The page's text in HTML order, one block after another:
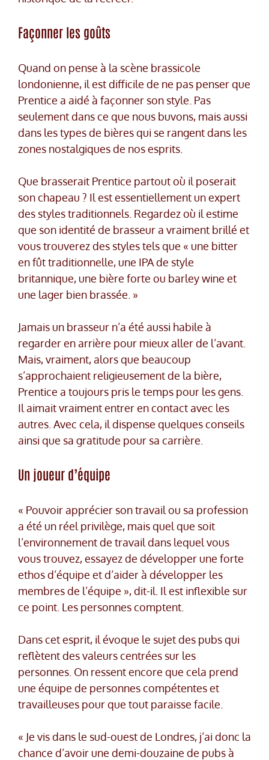
Façonner les goûts
Quand on pense à la scène brassicole
londonienne, il est difficile de ne pas penser que
Prentice a aidé à façonner son style. Pas
seulement dans ce que nous buvons, mais aussi
dans les types de bières qui se rangent dans les
zones nostalgiques de nos esprits.
Que brasserait Prentice partout où il poserait
son chapeau ? Il est essentiellement un expert
des styles traditionnels. Regardez où il estime
que son identité de brasseur a vraiment brillé et
vous trouverez des styles tels que « une bitter
en fût traditionnelle, une IPA de style
britannique, une bière forte ou barley wine et
une lager bien brassée. »
Jamais un brasseur n’a été aussi habile à
regarder en arrière pour mieux aller de l’avant.
Mais, vraiment, alors que beaucoup
s’approchaient religieusement de la bière,
Prentice a toujours pris le temps pour les gens.
Il aimait vraiment entrer en contact avec les
autres. Avec cela, il dispense quelques conseils
ainsi que sa gratitude pour sa carrière.
Un joueur d’équipe
« Pouvoir apprécier son travail ou sa profession
a été un réel privilège, mais quel que soit
l’environnement de travail dans lequel vous
vous trouvez, essayez de développer une forte
ethos d’équipe et d’aider à développer les
membres de l’équipe », dit-il. Il est inflexible sur
ce point. Les personnes comptent.
Dans cet esprit, il évoque le sujet des pubs qui
reflètent des valeurs centrées sur les
personnes. On ressent encore que cela prend
une équipe de personnes compétentes et
travailleuses pour que tout paraisse facile.
« Je vis dans le sud-ouest de Londres, j’ai donc la
chance d’avoir une demi-douzaine de pubs à